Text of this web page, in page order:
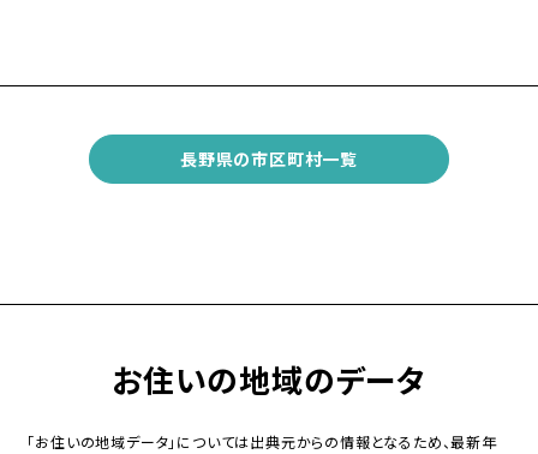
長野県の市区町村一覧
お住いの地域のデータ
「お住いの地域データ」については出典元からの情報となるため、最新年